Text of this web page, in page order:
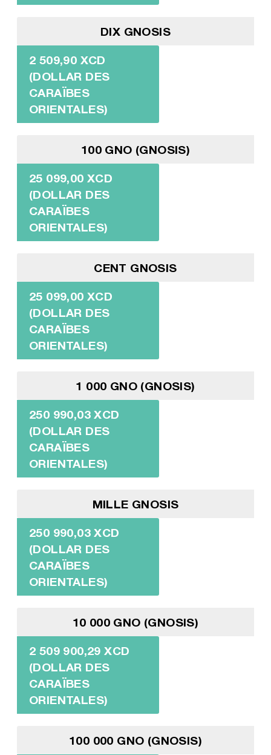
DIX GNOSIS
2 509,90 XCD
(DOLLAR DES
CARAÏBES
ORIENTALES)
100 GNO (GNOSIS)
25 099,00 XCD
(DOLLAR DES
CARAÏBES
ORIENTALES)
CENT GNOSIS
25 099,00 XCD
(DOLLAR DES
CARAÏBES
ORIENTALES)
1 000 GNO (GNOSIS)
250 990,03 XCD
(DOLLAR DES
CARAÏBES
ORIENTALES)
MILLE GNOSIS
250 990,03 XCD
(DOLLAR DES
CARAÏBES
ORIENTALES)
10 000 GNO (GNOSIS)
2 509 900,29 XCD
(DOLLAR DES
CARAÏBES
ORIENTALES)
100 000 GNO (GNOSIS)